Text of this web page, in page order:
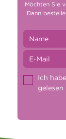
Möchten Sie
Dann
Ich
gelesen